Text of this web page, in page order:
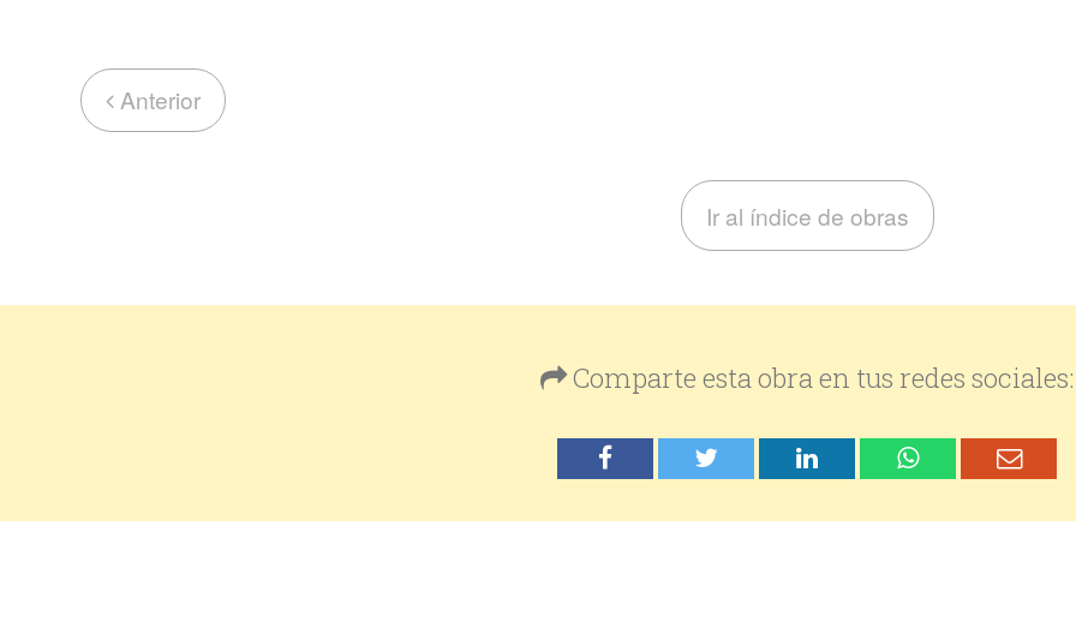
Anterior
Ir al índice de obras
Comparte esta obra en tus redes sociales: